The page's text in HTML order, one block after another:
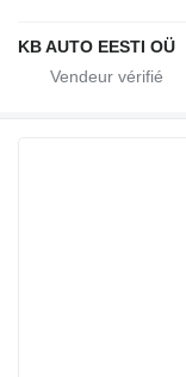
KB AUTO EESTI OÜ